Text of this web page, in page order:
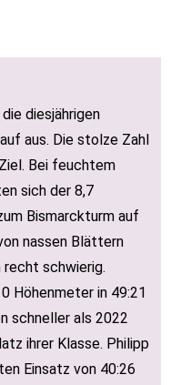
diesjährigen
aus. Die stolze Zahl
Bei feuchtem
sich der 8,7
Bismarckturm auf
nassen Blättern
recht schwierig.
Höhenmeter in 49:21
schneller als 2022
ihrer Klasse. Philipp
Einsatz von 40:26